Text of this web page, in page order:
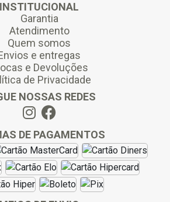
INSTITUCIONAL
Garantia
Atendimento
Quem somos
e entregas
e Devoluções
de Privacidade
NOSSAS REDES
DE PAGAMENTOS